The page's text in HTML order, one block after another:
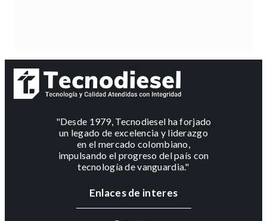
"Desde 1979, Tecnodiesel ha forjado
un legado de excelencia y liderazgo
en el mercado colombiano,
impulsando el progreso del país con
tecnología de vanguardia."
Enlaces de interes